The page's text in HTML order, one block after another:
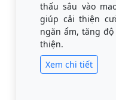
thấu sâu vào
giúp cải thiện
ngăn ẩm, tăng
thiện.
Xem chi tiết